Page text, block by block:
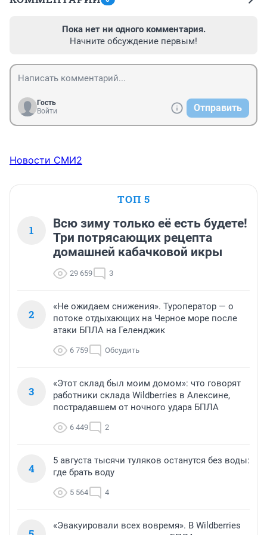
Пока нет ни одного комментария.
Начните обсуждение первым!
Гость
Войти
Отправить
Новости СМИ2
ТОП 5
1
Всю зиму только её есть будете!
Три потрясающих рецепта
домашней кабачковой икры
29 659 3
2
«Не ожидаем снижения». Туроператор — о
потоке отдыхающих на Черное море после
атаки БПЛА на Геленджик
6 759 Обсудить
3
«Этот склад был моим домом»: что говорят
работники склада Wildberries в Алексине,
пострадавшем от ночного удара БПЛА
6 449 2
4
5 августа тысячи туляков останутся без воды:
где брать воду
5 564 4
«Эвакуировали всех вовремя». В Wildberries